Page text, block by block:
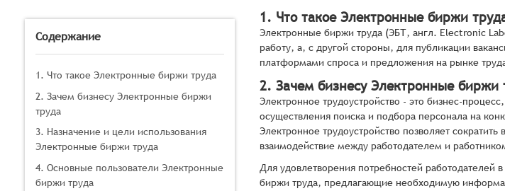
Содержание
1. Что такое Электронные биржи труда
2. Зачем бизнесу Электронные биржи
труда
3. Назначение и цели использования
Электронные биржи труда
4. Основные пользователи Электронные
биржи труда
1. Что такое Электронные биржи
Электронные биржи труда (ЭБТ, англ. Electronic
работу, а, с другой стороны, для публикации
платформами спроса и предложения на рынке
2. Зачем бизнесу Электронные биржи
Электронное трудоустройство - это бизнес-
осуществления поиска и подбора персонала на
Электронное трудоустройство позволяет
взаимодействие между работодателем и
Для удовлетворения потребностей работодателей
биржи труда, предлагающие необходимую